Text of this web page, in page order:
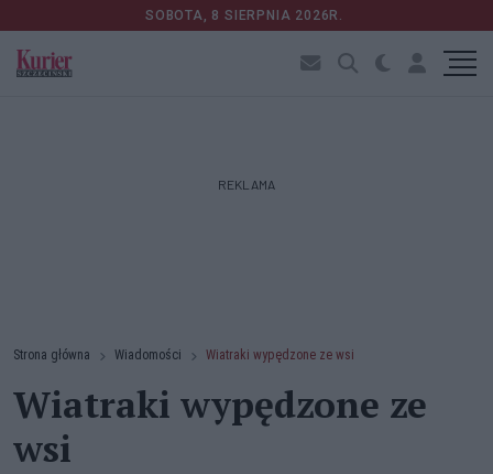
SOBOTA, 8 SIERPNIA 2026R.
REKLAMA
Strona główna Wiadomości Wiatraki wypędzone ze wsi
Wiatraki wypędzone ze
wsi